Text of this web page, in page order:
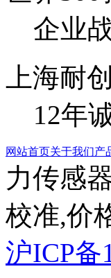
企业
上海耐
12年
网站首页关于我们产
力传感
校准,价
沪ICP备